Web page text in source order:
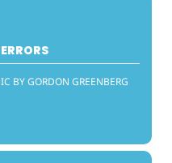
BY GORDON GREENBERG